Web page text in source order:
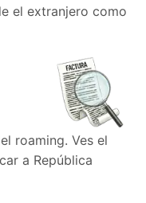
el extranjero como
roaming. Ves el
a República